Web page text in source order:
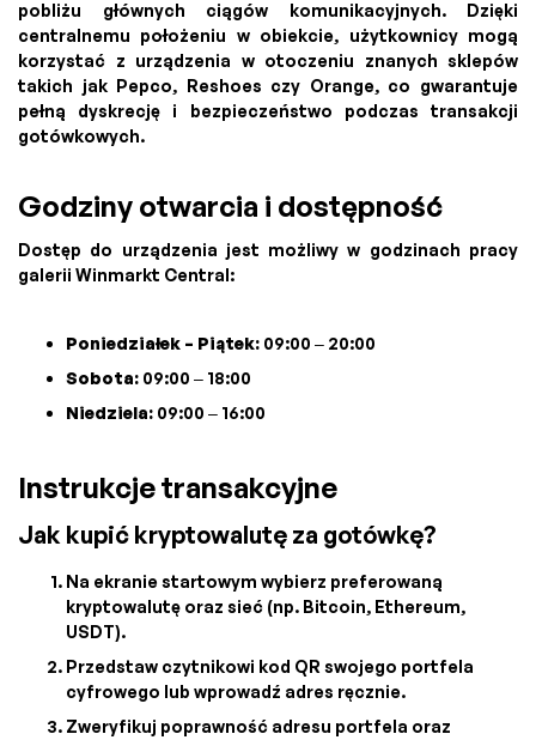
pobliżu głównych ciągów komunikacyjnych. Dzięki
centralnemu położeniu w obiekcie, użytkownicy mogą
korzystać z urządzenia w otoczeniu znanych sklepów
takich jak Pepco, Reshoes czy Orange, co gwarantuje
pełną dyskrecję i bezpieczeństwo podczas transakcji
gotówkowych.
Godziny otwarcia i dostępność
Dostęp do urządzenia jest możliwy w godzinach pracy
galerii Winmarkt Central:
Poniedziałek – Piątek: 09:00 – 20:00
Sobota: 09:00 – 18:00
Niedziela: 09:00 – 16:00
Instrukcje transakcyjne
Jak kupić kryptowalutę za gotówkę?
Na ekranie startowym wybierz preferowaną
kryptowalutę oraz sieć (np. Bitcoin, Ethereum,
USDT).
Przedstaw czytnikowi kod QR swojego portfela
cyfrowego lub wprowadź adres ręcznie.
Zweryfikuj poprawność adresu portfela oraz